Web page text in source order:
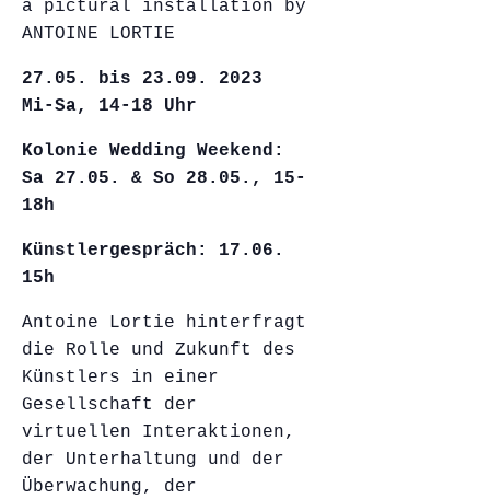
a pictural installation by
ANTOINE LORTIE
27.05. bis 23.09. 2023
Mi-Sa, 14-18 Uhr
Kolonie Wedding Weekend:
Sa 27.05. & So 28.05., 15-
18h
Künstlergespräch: 17.06.
15h
Antoine Lortie hinterfragt
die Rolle und Zukunft des
Künstlers in einer
Gesellschaft der
virtuellen Interaktionen,
der Unterhaltung und der
Überwachung, der